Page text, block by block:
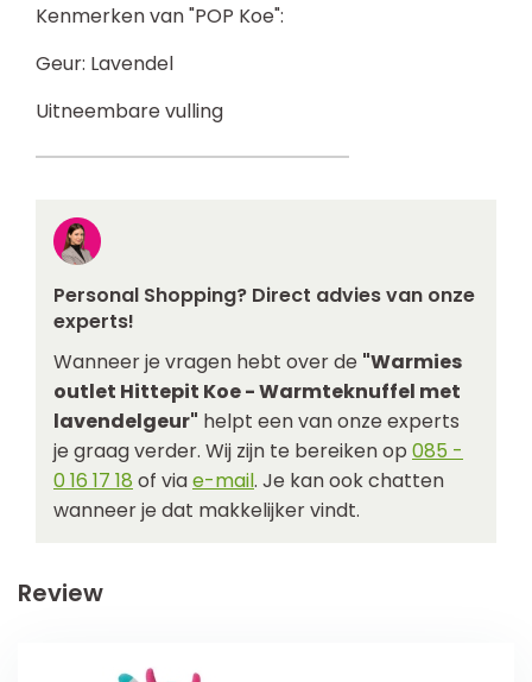
Kenmerken van "POP Koe":
Geur: Lavendel
Uitneembare vulling
Personal Shopping? Direct advies van onze
experts!
Wanneer je vragen hebt over de "Warmies
outlet Hittepit Koe - Warmteknuffel met
lavendelgeur" helpt een van onze experts
je graag verder. Wij zijn te bereiken op 085 -
0 16 17 18 of viae-mail. Je kan ook chatten
wanneer je dat makkelijker vindt.
Review